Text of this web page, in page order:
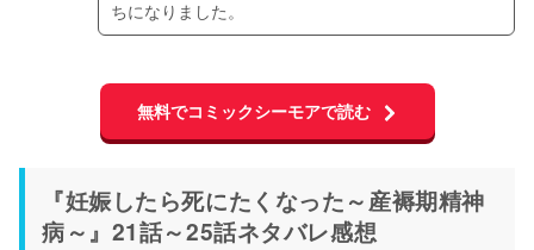
ちになりました。
無料でコミックシーモアで読む
『妊娠したら死にたくなった～産褥期精神
病～』21話～25話ネタバレ感想